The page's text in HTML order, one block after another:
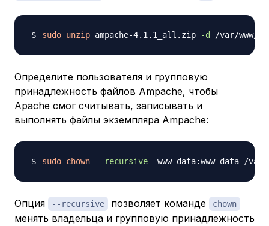
sudo unzip ampache-4.1.1_all.zip -d
Определите пользователя и групповую
принадлежность файлов Ampache, чтобы
Apache смог считывать, записывать и
выполнять файлы экземпляра Ampache:
sudo chown --recursive
Опция --recursive позволяет команде chown
менять владельца и групповую принадлежность